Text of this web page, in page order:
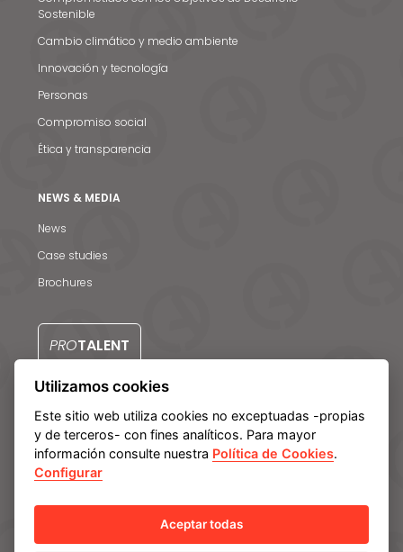
Noticias y medios
Sostenible
Cambio climático y medio ambiente
Innovación y tecnología
Personas
Compromiso social
Ética y transparencia
NEWS & MEDIA
News
Case studies
Brochures
PROTALENT
CONTACTO
Sistema Interno de Información
Utilizamos cookies
Este sitio web utiliza cookies no exceptuadas -propias
y de terceros- con fines analíticos. Para mayor
información consulte nuestra Política de Cookies.
Configurar
Aceptar todas